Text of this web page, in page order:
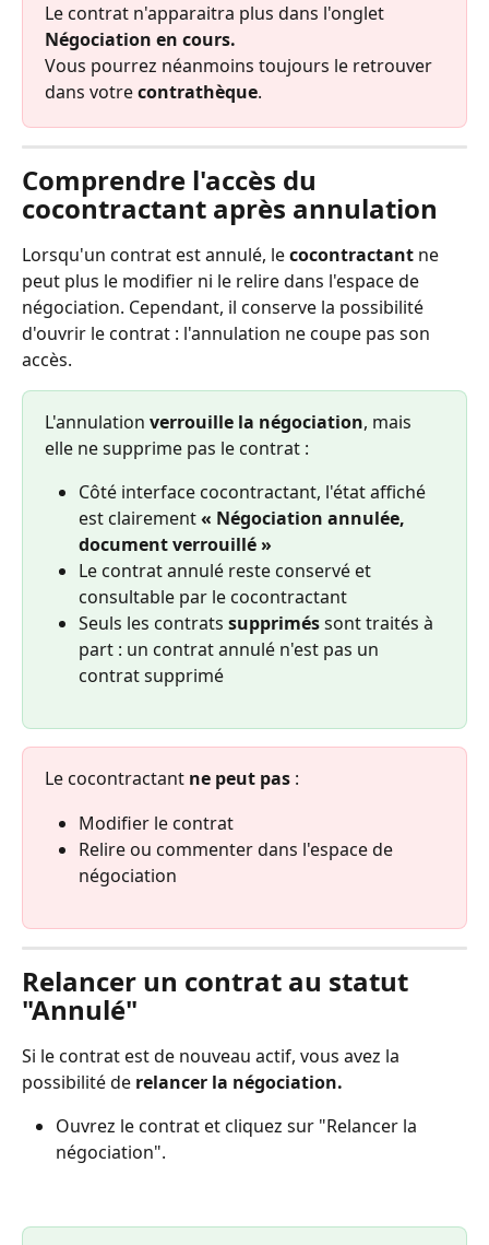
Le contrat n'apparaitra plus dans l'onglet
Négociation en cours.
Vous pourrez néanmoins toujours le retrouver
dans votre contrathèque.
Comprendre l'accès du
cocontractant après annulation
Lorsqu'un contrat est annulé, le cocontractant ne
peut plus le modifier ni le relire dans l'espace de
négociation. Cependant, il conserve la possibilité
d'ouvrir le contrat : l'annulation ne coupe pas son
accès.
L'annulation verrouille la négociation, mais
elle ne supprime pas le contrat :
Côté interface cocontractant, l'état affiché
est clairement « Négociation annulée,
document verrouillé »
Le contrat annulé reste conservé et
consultable par le cocontractant
Seuls les contrats supprimés sont traités à
part : un contrat annulé n'est pas un
contrat supprimé
Le cocontractant ne peut pas :
Modifier le contrat
Relire ou commenter dans l'espace de
négociation
Relancer un contrat au statut
"Annulé"
Si le contrat est de nouveau actif, vous avez la
possibilité de relancer la négociation.
Ouvrez le contrat et cliquez sur "Relancer la
négociation".